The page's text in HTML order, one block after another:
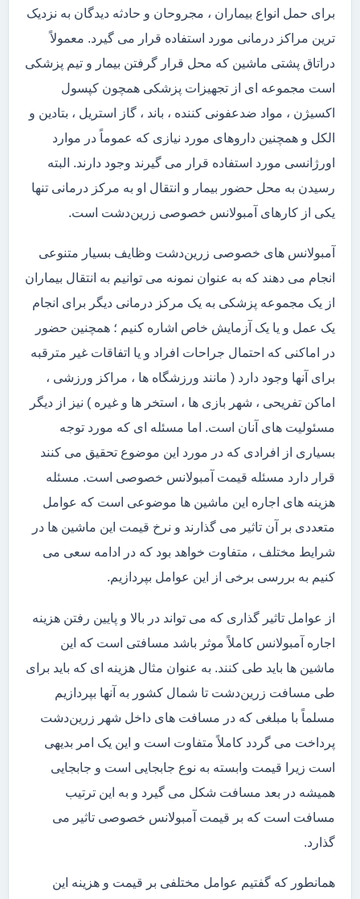
برای حمل انواع بیماران ، مجروحان و حادثه دیدگان به نزدیک
ترین مراکز درمانی مورد استفاده قرار می گیرد. معمولاً
دراتاق پشتی ماشین که محل قرار گرفتن بیمار و تیم پزشکی
است مجموعه ای از تجهیزات پزشکی همچون کپسول
اکسیژن ، مواد ضدعفونی کننده ، باند ، گاز استریل ، بتادین و
الکل و همچنین داروهای مورد نیازی که عموماً در موارد
اورژانسی مورد استفاده قرار می گیرند وجود دارند. البته
رسیدن به محل حضور بیمار و انتقال او به مرکز درمانی تنها
یکی از کارهای آمبولانس خصوصی زرین‌دشت است.
آمبولانس های خصوصی زرین‌دشت وظایف بسیار متنوعی
انجام می دهند که به عنوان نمونه می توانیم به انتقال بیماران
از یک مجموعه پزشکی به یک مرکز درمانی دیگر برای انجام
یک عمل و یا یک آزمایش خاص اشاره کنیم ؛ همچنین حضور
در اماکنی که احتمال جراحات افراد و یا اتفاقات غیر مترقبه
برای آنها وجود دارد ( مانند ورزشگاه ها ، مراکز ورزشی ،
اماکن تفریحی ، شهر بازی ها ، استخر ها و غیره ) نیز از دیگر
مسئولیت های آنان است. اما مسئله ای که مورد توجه
بسیاری از افرادی که در مورد این موضوع تحقیق می کنند
قرار دارد مسئله قیمت آمبولانس خصوصی است. مسئله
هزینه های اجاره این ماشین ها موضوعی است که عوامل
متعددی بر آن تاثیر می گذارند و نرخ قیمت این ماشین ها در
شرایط مختلف ، متفاوت خواهد بود که در ادامه سعی می
کنیم به بررسی برخی از این عوامل بپردازیم.
از عوامل تاثیر گذاری که می تواند در بالا و پایین رفتن هزینه
اجاره آمبولانس کاملاً موثر باشد مسافتی است که این
ماشین ها باید طی کنند. به عنوان مثال هزینه ای که باید برای
طی مسافت زرین‌دشت تا شمال کشور به آنها بپردازیم
مسلماً با مبلغی که در مسافت های داخل شهر زرین‌دشت
پرداخت می گردد کاملاً متفاوت است و این یک امر بدیهی
است زیرا قیمت وابسته به نوع جابجایی است و جابجایی
همیشه در بعد مسافت شکل می گیرد و به این ترتیب
مسافت است که بر قیمت آمبولانس خصوصی تاثیر می
گذارد.
همانطور که گفتیم عوامل مختلفی بر قیمت و هزینه این